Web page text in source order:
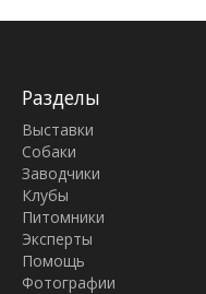
Разделы
Выставки
Собаки
Заводчики
Клубы
Питомники
Эксперты
Помощь
Фотографии